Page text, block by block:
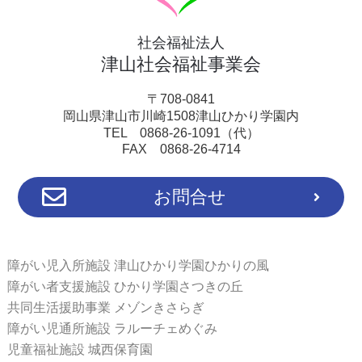
社会福祉法人
津山社会福祉事業会
〒708-0841
岡山県津山市川崎1508津山ひかり学園内
TEL 0868-26-1091（代）
FAX 0868-26-4714
お問合せ
障がい児入所施設 津山ひかり学園ひかりの風
障がい者支援施設 ひかり学園さつきの丘
共同生活援助事業 メゾンきさらぎ
障がい児通所施設 ラルーチェめぐみ
児童福祉施設 城西保育園